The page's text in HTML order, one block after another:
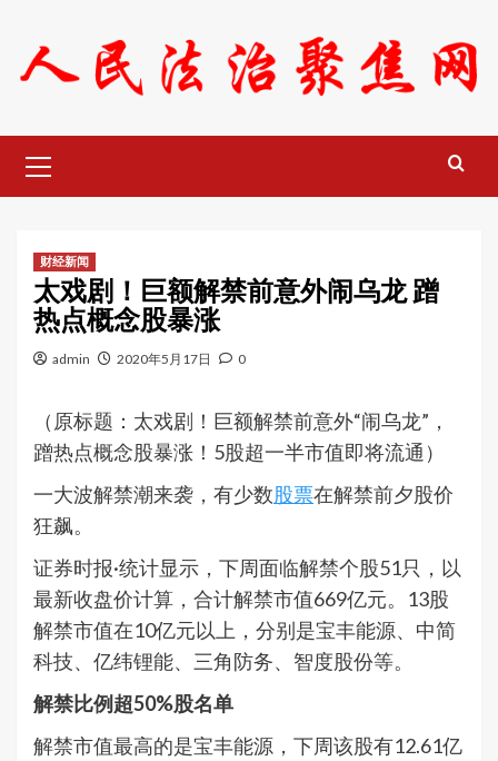
content
Menu
财经新闻
太戏剧！巨额解禁前意外闹乌龙 蹭
热点概念股暴涨
admin 2020年5月17日 0
（原标题：太戏剧！巨额解禁前意外“闹乌龙”，
蹭热点概念股暴涨！5股超一半市值即将流通）
一大波解禁潮来袭，有少数股票在解禁前夕股价
狂飙。
证券时报·统计显示，下周面临解禁个股51只，以
最新收盘价计算，合计解禁市值669亿元。13股
解禁市值在10亿元以上，分别是宝丰能源、中简
科技、亿纬锂能、三角防务、智度股份等。
解禁比例超50%股名单
解禁市值最高的是宝丰能源，下周该股有12.61亿